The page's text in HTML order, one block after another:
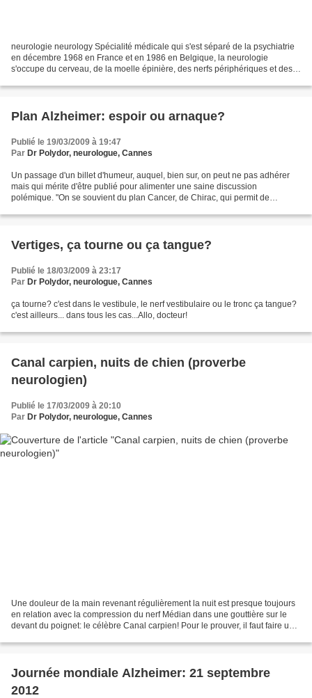
neurologie neurology Spécialité médicale qui s'est séparé de la psychiatrie
en décembre 1968 en France et en 1986 en Belgique, la neurologie
s'occupe du cerveau, de la moelle épinière, des nerfs périphériques et des
Plan Alzheimer: espoir ou arnaque?
Publié le 19/03/2009 à 19:47
Par Dr Polydor, neurologue, Cannes
Un passage d'un billet d'humeur, auquel, bien sur, on peut ne pas adhérer
mais qui mérite d'être publié pour alimenter une saine discussion
polémique. "On se souvient du plan Cancer, de Chirac, qui permit de
Vertiges, ça tourne ou ça tangue?
Publié le 18/03/2009 à 23:17
Par Dr Polydor, neurologue, Cannes
ça tourne? c'est dans le vestibule, le nerf vestibulaire ou le tronc ça tangue?
c'est ailleurs... dans tous les cas...Allo, docteur!
Canal carpien, nuits de chien (proverbe
neurologien)
Publié le 17/03/2009 à 20:10
Par Dr Polydor, neurologue, Cannes
Une douleur de la main revenant régulièrement la nuit est presque toujours
en relation avec la compression du nerf Médian dans une gouttière sur le
devant du poignet: le célèbre Canal carpien! Pour le prouver, il faut faire un
Journée mondiale Alzheimer: 21 septembre
2012